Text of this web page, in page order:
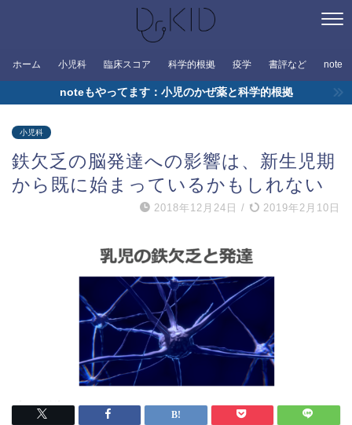
ホーム 小児科 臨床スコア 科学的根拠 疫学 書評など note
noteもやってます：小児のかぜ薬と科学的根拠
小児科
鉄欠乏の脳発達への影響は、新生児期
から既に始まっているかもしれない
2018年12月24日 / 2019年2月10日